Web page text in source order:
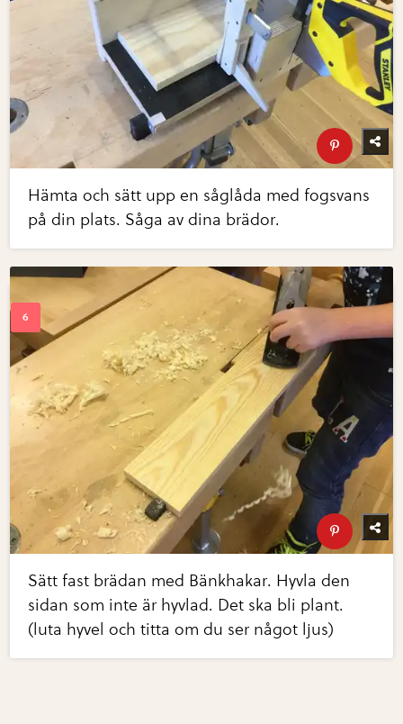
Hämta och sätt upp en såglåda med fogsvans
på din plats. Såga av dina brädor.
Sätt fast brädan med Bänkhakar. Hyvla den
sidan som inte är hyvlad. Det ska bli plant.
(luta hyvel och titta om du ser något ljus)